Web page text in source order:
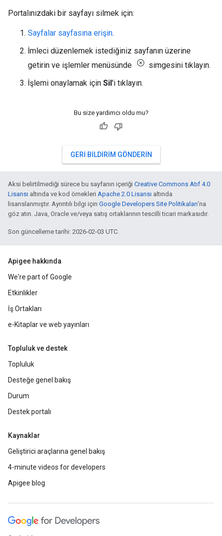
Portalınızdaki bir sayfayı silmek için:
Sayfalar sayfasına erişin.
İmleci düzenlemek istediğiniz sayfanın üzerine
getirin ve işlemler menüsünde
simgesini tıklayın.
İşlemi onaylamak için Sil 'i tıklayın.
Bu size yardımcı oldu mu?
GERI BILDIRIM GÖNDERIN
Aksi belirtilmediği sürece bu sayfanın içeriği Creative Commons Atıf 4.0
Lisansı altında ve kod örnekleri Apache 2.0 Lisansı altında
lisanslanmıştır. Ayrıntılı bilgi için Google Developers Site Politikaları'na
göz atın. Java, Oracle ve/veya satış ortaklarının tescilli ticari markasıdır.
Son güncelleme tarihi: 2026-02-03 UTC.
Apigee hakkında
We're part of Google
Etkinlikler
İş Ortakları
e-Kitaplar ve web yayınları
Topluluk ve destek
Topluluk
Desteğe genel bakış
Durum
Destek portalı
Kaynaklar
Geliştirici araçlarına genel bakış
4-minute videos for developers
Apigee blog